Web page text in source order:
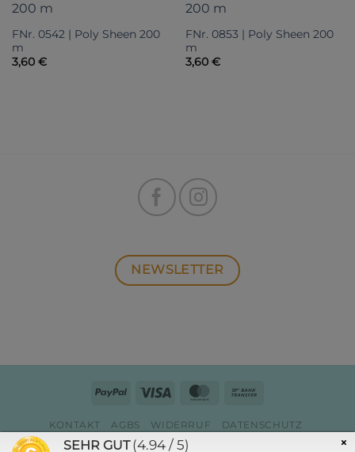
FNr. 0542 | Poly Sheen 200
m
3,60 €
FNr. 0853 | Poly Sheen 200
m
3,60 €
NEWSLETTER
PayPal Visa MasterCard
KONTAKT AGBS WIDERRUF
DATENSCHUTZ
ZAHLUNG & VERSAND
IMPRESSUM ×
SEHR GUT (4.94 / 5)